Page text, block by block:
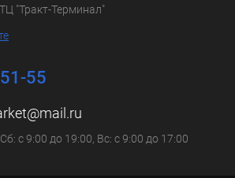
"Тракт-Терминал"
55
с 9:00 до 19:00, Вс: с 9:00 до 17:00